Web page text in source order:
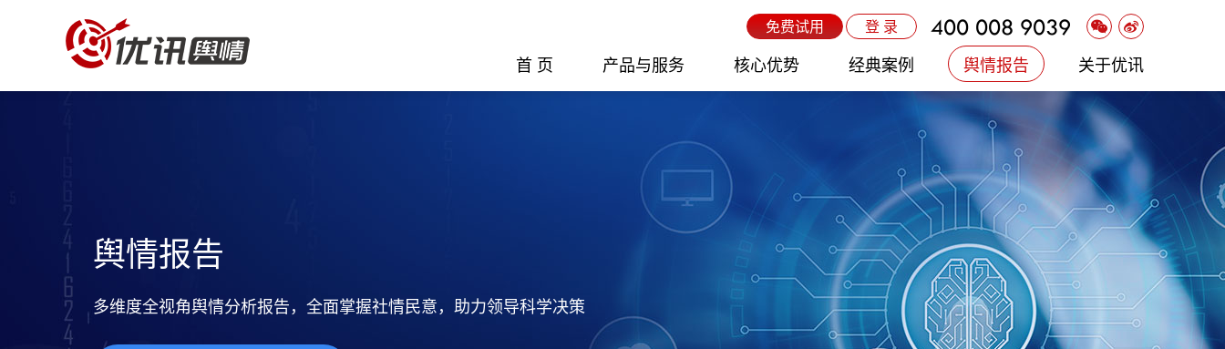
免费试用 登 录 400 008 9039
首 页 产品与服务 核心优势 经典案例 舆情报告 关于优讯
舆情报告
多维度全视角舆情分析报告，全面掌握社情民意，助力领导科学决策